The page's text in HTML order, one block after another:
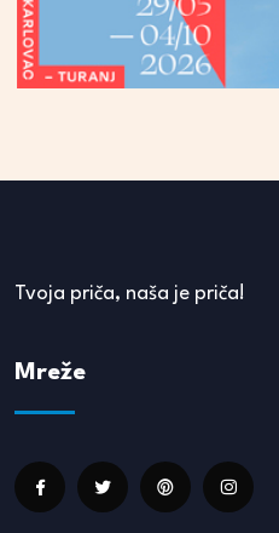
Tvoja priča, naša je priča!
Mreže